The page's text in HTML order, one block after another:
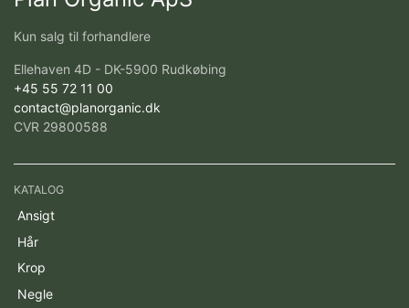
Kun salg til forhandlere
Ellehaven 4D - DK-5900 Rudkøbing
+45 55 72 11 00
contact@planorganic.dk
CVR 29800588
KATALOG
Ansigt
Hår
Krop
Negle